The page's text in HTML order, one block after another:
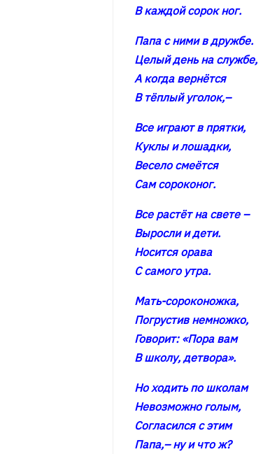
В каждой сорок ног.
Папа с ними в дружбе.
Целый день на службе,
А когда вернётся
В тёплый уголок,–
Все играют в прятки,
Куклы и лошадки,
Весело смеётся
Сам сороконог.
Все растёт на свете –
Выросли и дети.
Носится орава
С самого утра.
Мать-сороконожка,
Погрустив немножко,
Говорит: «Пора вам
В школу, детвора».
Но ходить по школам
Невозможно голым,
Согласился с этим
Папа,– ну и что ж?